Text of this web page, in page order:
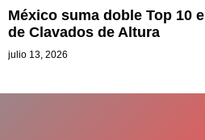
México suma doble Top 10
de Clavados de Altura
julio 13, 2026